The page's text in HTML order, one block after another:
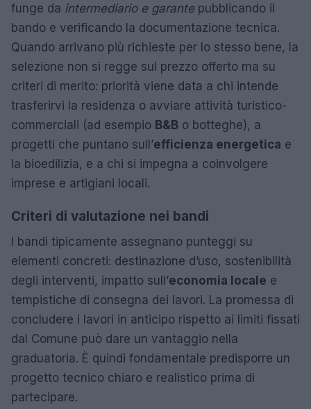
funge da intermediario e garantepubblicando il
bando e verificando la documentazione tecnica.
Quando arrivano più richieste per lo stesso bene, la
selezione non si regge sul prezzo offerto ma su
criteri di merito: priorità viene data a chi intende
trasferirvi la residenza o avviare attività turistico-
commerciali (ad esempio B&B o botteghe), a
progetti che puntano sull’efficienza energetica e
la bioedilizia, e a chi si impegna a coinvolgere
imprese e artigiani locali.
Criteri di valutazione nei bandi
I bandi tipicamente assegnano punteggi su
elementi concreti: destinazione d’uso, sostenibilità
degli interventi, impatto sull’economia locale e
tempistiche di consegna dei lavori. La promessa di
concludere i lavori in anticipo rispetto ai limiti fissati
dal Comune può dare un vantaggio nella
graduatoria. È quindi fondamentale predisporre un
progetto tecnico chiaro e realistico prima di
partecipare.